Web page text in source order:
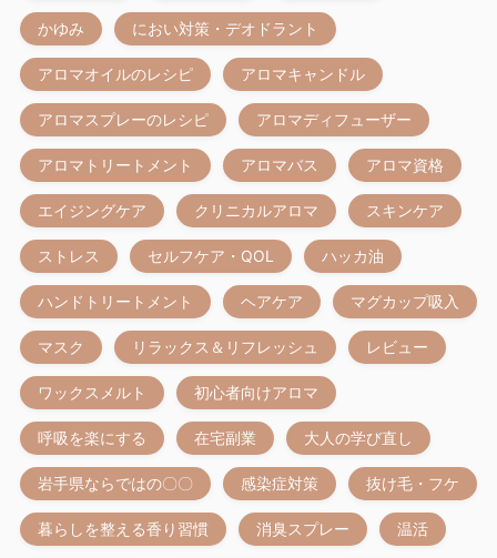
かゆみ におい対策・デオドラント
アロマオイルのレシピ アロマキャンドル
アロマスプレーのレシピ アロマディフューザー
アロマトリートメント アロマバス アロマ資格
エイジングケア クリニカルアロマ スキンケア
ストレス セルフケア・QOL ハッカ油
ハンドトリートメント ヘアケア マグカップ吸入
マスク リラックス＆リフレッシュ レビュー
ワックスメルト 初心者向けアロマ
呼吸を楽にする 在宅副業 大人の学び直し
岩手県ならではの〇〇 感染症対策 抜け毛・フケ
暮らしを整える香り習慣 消臭スプレー 温活